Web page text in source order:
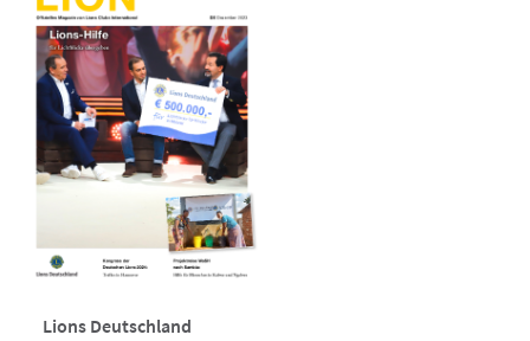
Lions Deutschland